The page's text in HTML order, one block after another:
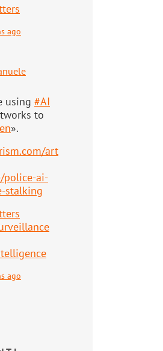
ago
using #AI
to
».
art
police-ai-
stalking
ago